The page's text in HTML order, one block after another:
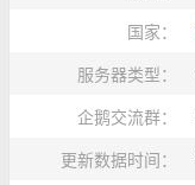
国家：
服务器类型：
企鹅交流群：
更新数据时间：